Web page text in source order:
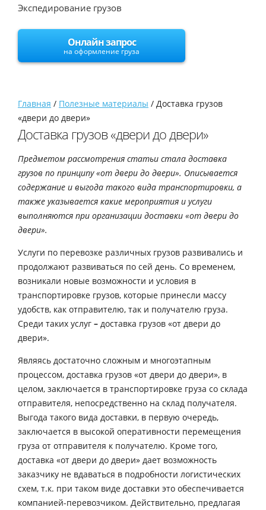
Экспедирование грузов
Онлайн запрос
на оформление груза
Главная / Полезные материалы / Доставка грузов
«двери до двери»
Доставка грузов «двери до двери»
Предметом рассмотрения статьи стала доставка
грузов по принципу «от двери до двери». Описывается
содержание и выгода такого вида транспортировки, а
также указывается какие мероприятия и услуги
выполняются при организации доставки «от двери до
двери».
Услуги по перевозке различных грузов развивались и
продолжают развиваться по сей день. Со временем,
возникали новые возможности и условия в
транспортировке грузов, которые принесли массу
удобств, как отправителю, так и получателю груза.
Среди таких услуг – доставка грузов «от двери до
двери».
Являясь достаточно сложным и многоэтапным
процессом, доставка грузов «от двери до двери», в
целом, заключается в транспортировке груза со склада
отправителя, непосредственно на склад получателя.
Выгода такого вида доставки, в первую очередь,
заключается в высокой оперативности перемещения
груза от отправителя к получателю. Кроме того,
доставка «от двери до двери» дает возможность
заказчику не вдаваться в подробности логистических
схем, т.к. при таком виде доставки это обеспечивается
компанией-перевозчиком. Действительно, предлагая